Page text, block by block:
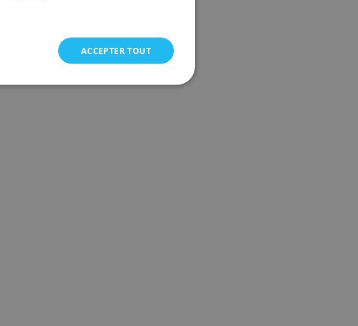
ACCEPTER TOUT